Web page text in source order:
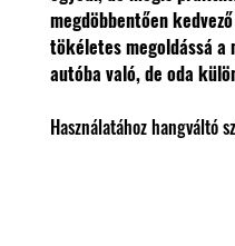
megdöbbentően
tökéletes megoldássá a
autóba való, de oda
Használatához hangváltó